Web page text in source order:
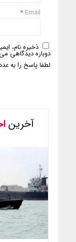
Email
*
ذخیره نام،
دوباره دیدگاهی
لطفا پاسخ را به
آخرین